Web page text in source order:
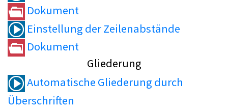
Dokument
Einstellung der Zeilenabstände
Dokument
Gliederung
Automatische Gliederung durch
Überschriften